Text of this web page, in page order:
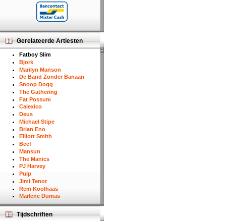
Gerelateerde Artiesten
Fatboy Slim
Bjork
Marilyn Manson
De Band Zonder Banaan
Snoop Dogg
The Gathering
Fat Possum
Calexico
Deus
Michael Stipe
Brian Eno
Elliott Smith
Beef
Mansun
The Manics
PJ Harvey
Pulp
Jimi Tenor
Rem Koolhaas
Marlene Dumas
Tijdschriften